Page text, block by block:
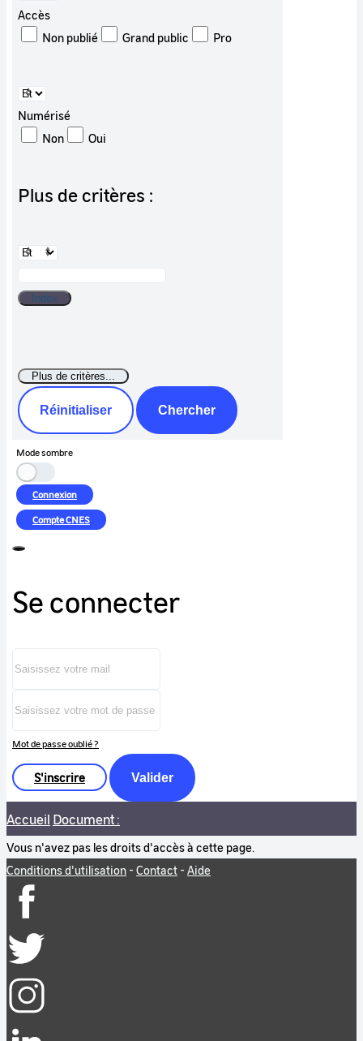
Accès
Non publié
Grand public Pro
Numérisé
Non
Oui
Plus de critères :
Réinitialiser Chercher
Mode sombre
Connexion
CompteCNES
Se connecter
Mot de passe oublié ?
S'inscrire Valider
Accueil Document :
Vous n'avez pas les droits d'accès à cette page.
Conditions d'utilisation - Contact - Aide